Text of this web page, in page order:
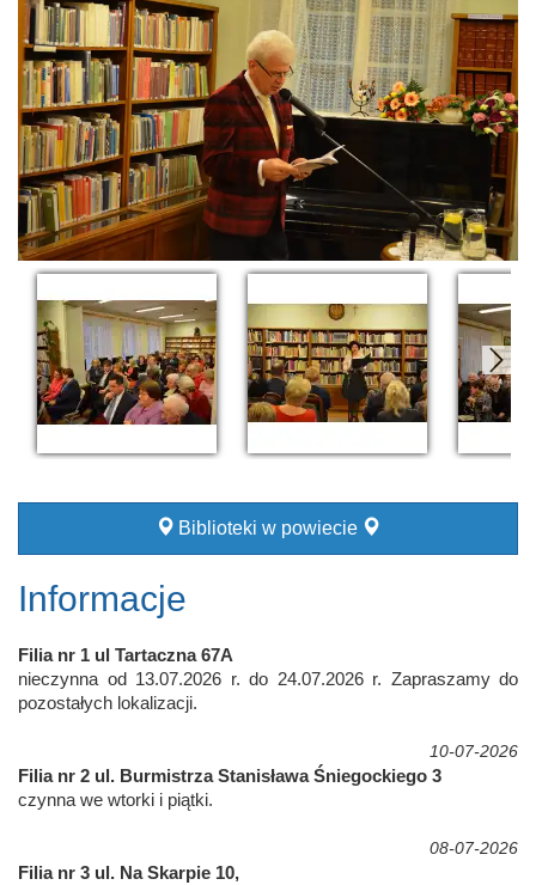
Biblioteki w powiecie
Informacje
Filia nr 1 ul Tartaczna 67A
nieczynna od 13.07.2026 r. do 24.07.2026 r. Zapraszamy do
pozostałych lokalizacji.
10-07-2026
Filia nr 2 ul. Burmistrza Stanisława Śniegockiego 3
czynna we wtorki i piątki.
08-07-2026
Filia nr 3 ul. Na Skarpie 10,